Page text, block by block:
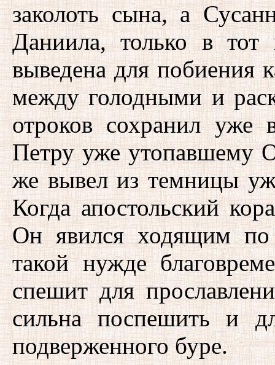
заколоть сына, а
Даниила, только в
выведена для побиения
между голодными и
отроков сохранил
Петру уже утопавшему
же вывел из темницы
Когда апостольский
Он явился ходящим
такой нужде
спешит для
сильна поспешить и
подверженного буре.